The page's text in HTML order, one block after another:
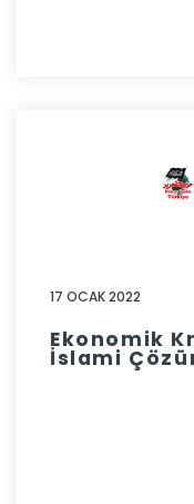
17 OCAK 2022
Ekonomik
İslami